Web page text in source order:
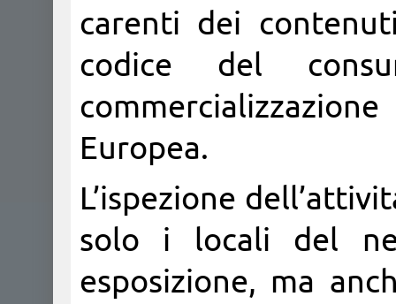
carenti dei
codice del
Europea.
L’ispezione
solo i locali del
esposizione, ma